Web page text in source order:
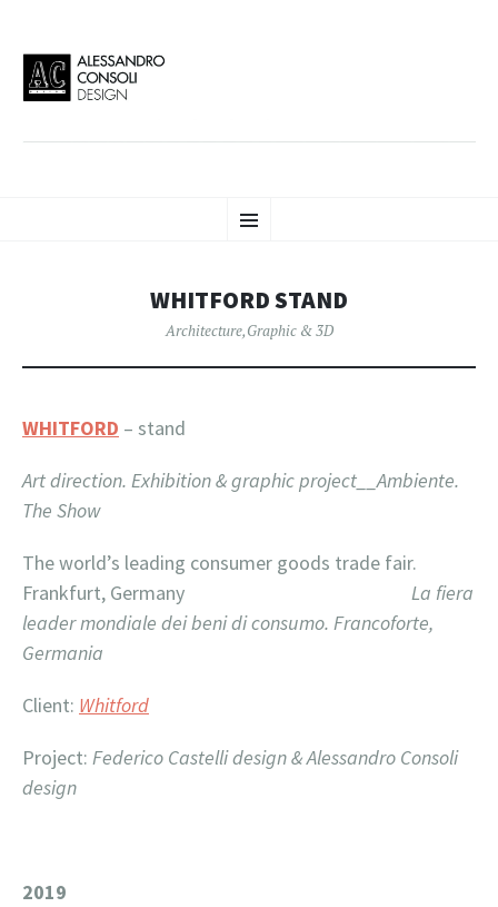
AC DESIGN | ALESSANDRO
Art direction. Iseo Lake. ITALY
Menu
AL
WHITFORD STAND
Architecture,Graphic & 3D
WHITFORD – stand
Art direction. Exhibition & graphic project__Ambiente.
The Show
The world’s leading consumer goods trade fair.
Frankfurt, Germany La fiera
leader mondiale dei beni di consumo. Francoforte,
Germania
Client: Whitford
Project: Federico Castelli design & Alessandro Consoli
design
2019